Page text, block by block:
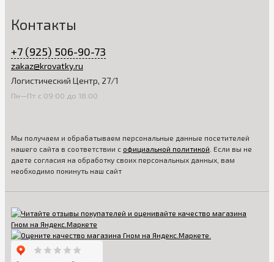
Контакты
+7 (925) 506-90-73
zakaz@krovatky.ru
Логистический Центр, 27/1
Пн—Пт с 09:00 до 18:00
Мы получаем и обрабатываем персональные данные посетителей
нашего сайта в соответствии с официальной политикой . Если вы не
даете согласия на обработку своих персональных данных, вам
необходимо покинуть наш сайт